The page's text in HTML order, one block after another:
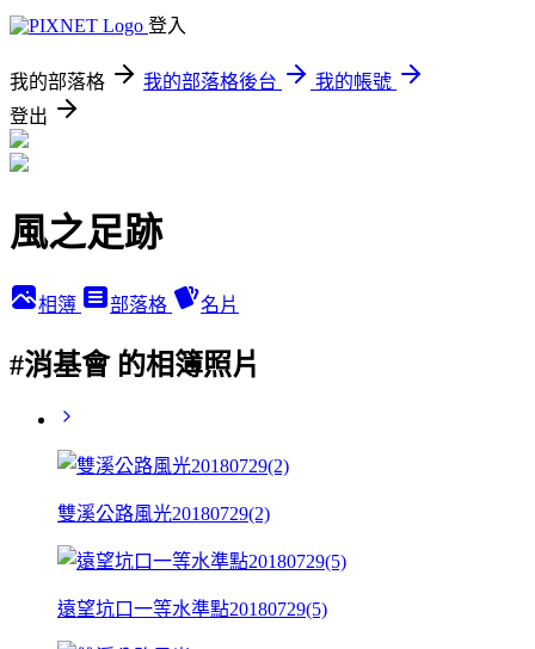
登入
我的部落格 我的部落格後台
我的帳號
登出
風之足跡
相簿 部落格 名片
#消基會 的相簿照片
雙溪公路風光20180729(2)
遠望坑口一等水準點20180729(5)